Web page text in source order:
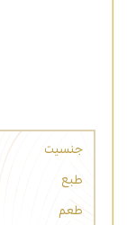
جنسیت
طبع
طعم